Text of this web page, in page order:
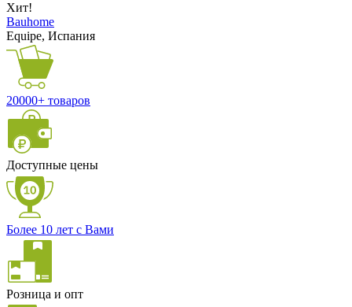
Хит!
Bauhome
Equipe, Испания
20000+ товаров
Доступные цены
Более 10 лет с Вами
Розница и опт